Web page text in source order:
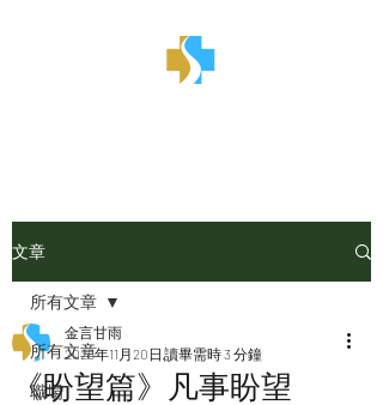
文章
所有文章
職場
所有文章
《盼望篇》凡事盼望
金言甘雨
2025年11月20日 讀畢需時 3 分鐘